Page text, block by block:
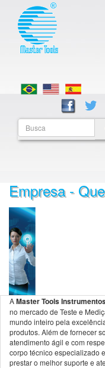
Empresa -
AMaster Tools
no mercado de Teste e
mundo inteiro pela
produtos. Além de fornecer
atendimento ágil e com
corpo técnico especializado
prestar o melhor suporte e